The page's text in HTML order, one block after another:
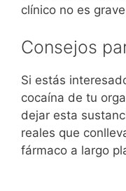
clínico no es
Consejos
Si estás
cocaína de tu
dejar esta
reales que
fármaco a largo